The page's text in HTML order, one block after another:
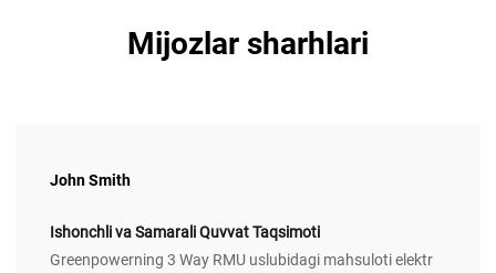
Mijozlar sharhlari
John Smith
Ishonchli va Samarali Quvvat Taqsimoti
Greenpowerning 3 Way RMU uslubidagi mahsuloti elektr